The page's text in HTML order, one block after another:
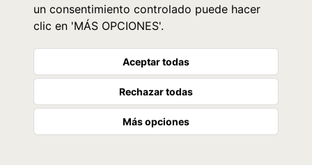
un consentimiento controlado puede hacer
clic en 'MÁS OPCIONES'.
Aceptar todas
Rechazar todas
Más opciones